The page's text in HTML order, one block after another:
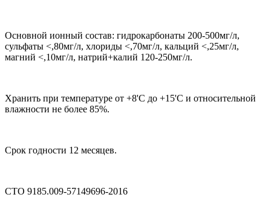
Основной ионный состав: гидрокарбонаты 200-500мг/л,
сульфаты <,80мг/л, хлориды <,70мг/л, кальций <,25мг/л,
магний <,10мг/л, натрий+калий 120-250мг/л.
Хранить при температуре от +8'C до +15'C и относительной
влажности не более 85%.
Срок годности 12 месяцев.
СТО 9185.009-57149696-2016